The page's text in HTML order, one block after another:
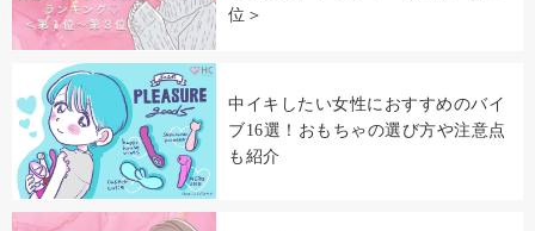
位＞
中イキしたい女性におすすめのバイ
ブ16選！おもちゃの選び方や注意点
も紹介